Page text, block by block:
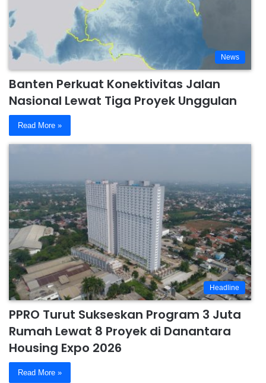
News
Banten Perkuat Konektivitas Jalan
Nasional Lewat Tiga Proyek Unggulan
Read More »
Headline
PPRO Turut Sukseskan Program 3 Juta
Rumah Lewat 8 Proyek di Danantara
Housing Expo 2026
Read More »